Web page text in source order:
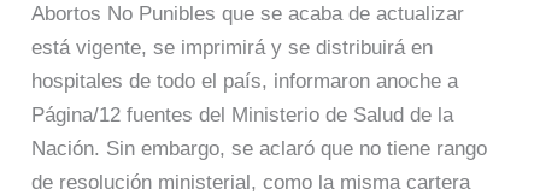
Abortos No Punibles que se acaba de actualizar
está vigente, se imprimirá y se distribuirá en
hospitales de todo el país, informaron anoche a
Página/12 fuentes del Ministerio de Salud de la
Nación. Sin embargo, se aclaró que no tiene rango
de resolución ministerial, como la misma cartera